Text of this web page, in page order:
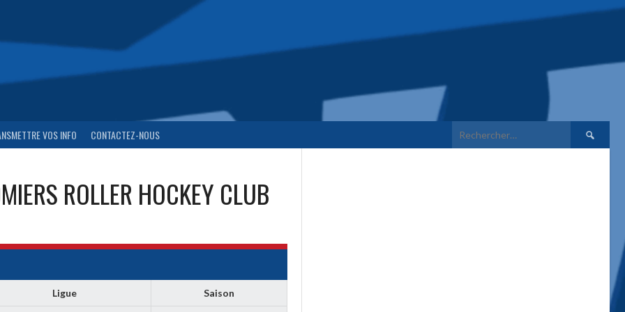
VOS INFO CONTACTEZ-NOUS
ROLLER HOCKEY CLUB
Ligue Saison